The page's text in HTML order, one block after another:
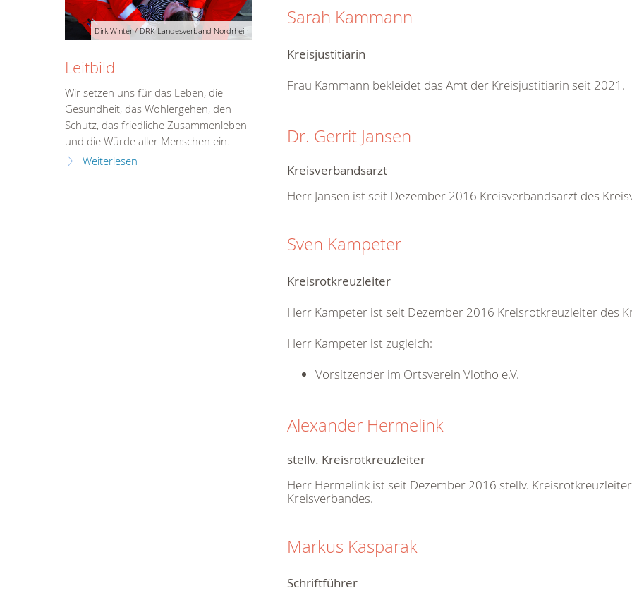
Sarah Kammann
Kreisjustitiarin
Frau Kammann bekleidet das Amt der Kreisjustitiarin seit 2021.
Dr. Gerrit Jansen
Kreisverbandsarzt
Herr Jansen ist seit Dezember 2016 Kreisverbandsarzt des
Sven Kampeter
Kreisrotkreuzleiter
Herr Kampeter ist seit Dezember 2016 Kreisrotkreuzleiter des
Herr Kampeter ist zugleich:
Vorsitzender im Ortsverein Vlotho e.V.
Alexander Hermelink
stellv. Kreisrotkreuzleiter
Herr Hermelink ist seit Dezember 2016 stellv.
Kreisverbandes.
Markus Kasparak
Schriftführer
Dirk Winter / DRK-Landesverband Nordrhein
Leitbild
Wir setzen uns für das Leben, die
Gesundheit, das Wohlergehen, den
Schutz, das friedliche Zusammenleben
und die Würde aller Menschen ein.
Weiterlesen